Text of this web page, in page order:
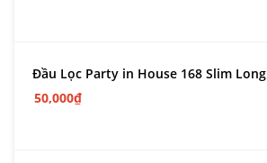
Đầu Lọc Party in House 168 Slim Long
50,000₫